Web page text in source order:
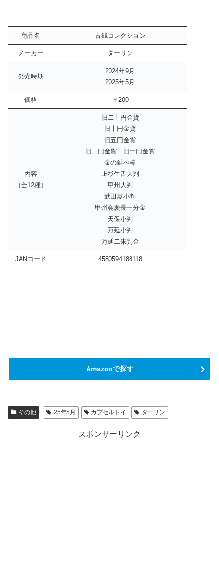
商品名 古銭コレクション
メーカー ターリン
発売時期
2024年9月
2025年5月
価格 ￥200
内容
（全12種）
旧二十円金貨
旧十円金貨
旧五円金貨
旧二円金貨 旧一円金貨
金の延べ棒
上杉牛舌大判
甲州大判
武田菱小判
甲州会慶長一分金
天保小判
万延小判
万延二朱判金
JANコード 4580594188118
Amazonで探す
その他 25年5月 カプセルトイ ターリン
スポンサーリンク